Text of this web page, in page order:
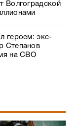
Волгоградской
героем: экс-
Степанов
на СВО